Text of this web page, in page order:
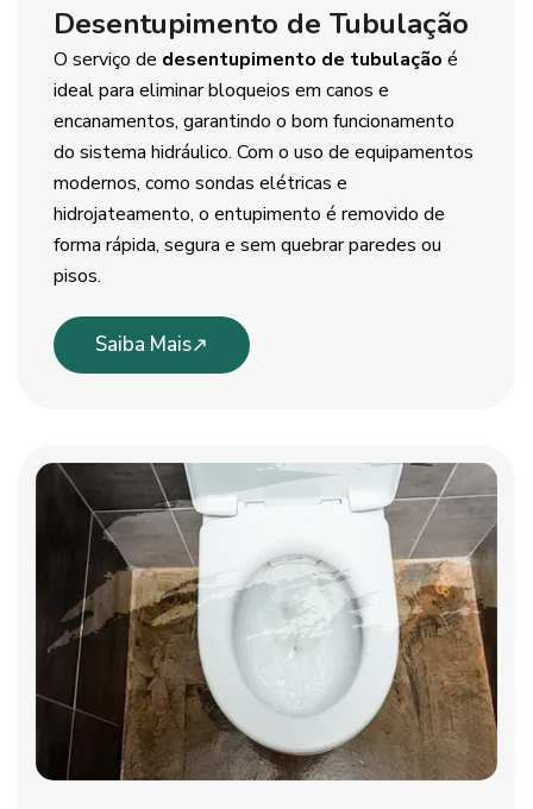
Desentupimento de Tubulação
O serviço de desentupimento de tubulação é
ideal para eliminar bloqueios em canos e
encanamentos, garantindo o bom funcionamento
do sistema hidráulico. Com o uso de equipamentos
modernos, como sondas elétricas e
hidrojateamento, o entupimento é removido de
forma rápida, segura e sem quebrar paredes ou
pisos.
Saiba Mais